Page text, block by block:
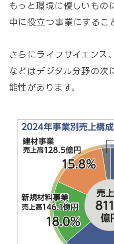
もっと環境に優しいもの
中に役立つ事業にするこ
さらにライフサイエンス
などはデジタル分野の次
能性があります。